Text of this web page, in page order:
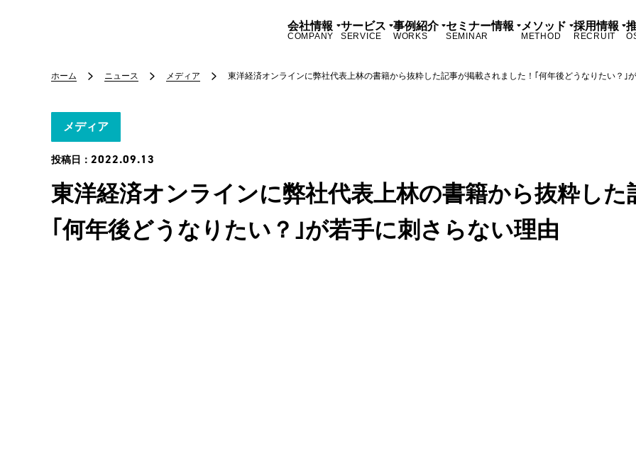
会社情報
COMPANY
サービス
SERVICE
事例紹介
WORKS
セミナー情報
SEMINAR
メソッド
METHOD
採用情報
RECRUIT
ホーム ニュース メディア 東洋経済オンラインに弊社代表上林の書籍から抜粋した記事が掲載されました！｢何年後どうなりたい？｣
メディア
投稿日： 2022.09.13
東洋経済オンラインに弊社代表上林の書籍から抜粋し
｢何年後どうなりたい？｣が若手に刺さらない理由